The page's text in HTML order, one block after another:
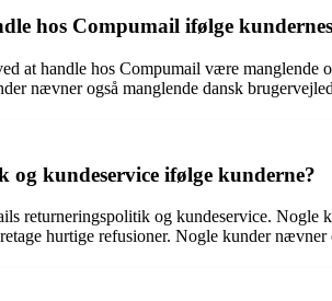
hos Compumail ifølge
at handle hos Compumail være
nævner også manglende dansk
kundeservice ifølge kunderne?
returneringspolitik og kundeservice.
hurtige refusioner. Nogle kunder